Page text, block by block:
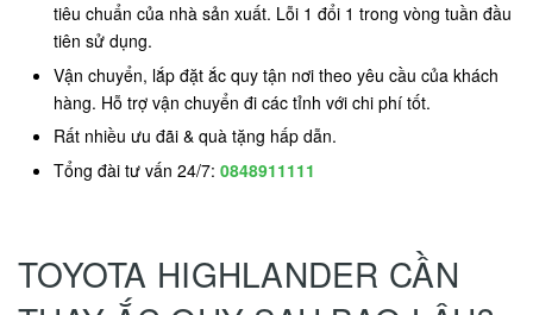
tiêu chuẩn của nhà sản xuất. Lỗi 1 đổi 1 trong vòng tuần đầu
tiên sử dụng.
Vận chuyển, lắp đặt ắc quy tận nơi theo yêu cầu của khách
hàng. Hỗ trợ vận chuyển đi các tỉnh với chi phí tốt.
Rất nhiều ưu đãi & quà tặng hấp dẫn.
Tổng đài tư vấn 24/7: 0848911111
TOYOTA HIGHLANDER CẦN